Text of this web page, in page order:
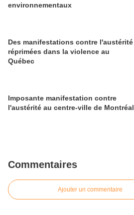
environnementaux
Des manifestations contre l'austérité
réprimées dans la violence au
Québec
Imposante manifestation contre
l'austérité au centre-ville de Montréal
Commentaires
Ajouter un commentaire